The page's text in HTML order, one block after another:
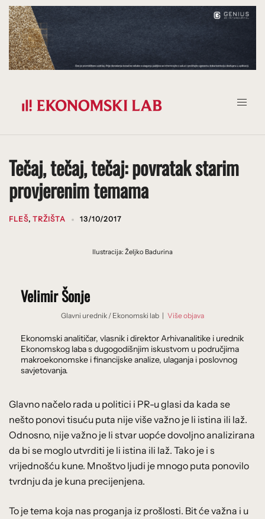
Prijeđi
na
sadržaj
Tečaj, tečaj, tečaj: povratak starim
provjerenim temama
FLEŠ, TRŽIŠTA 13/10/2017
Ilustracija: Željko Badurina
Velimir Šonje
Glavni urednik / Ekonomski lab | Više objava
Ekonomski analitičar, vlasnik i direktor Arhivanalitike i urednik
Ekonomskog laba s dugogodišnjim iskustvom u područjima
makroekonomske i financijske analize, ulaganja i poslovnog
savjetovanja.
Glavno načelo rada u politici i PR-u glasi da kada se
nešto ponovi tisuću puta nije više važno je li istina ili laž.
Odnosno, nije važno je li stvar uopće dovoljno analizirana
da bi se moglo utvrditi je li istina ili laž. Tako je i s
vrijednošću kune. Mnoštvo ljudi je mnogo puta ponovilo
tvrdnju da je kuna precijenjena.
To je tema koja nas proganja iz prošlosti. Bit će važna i u